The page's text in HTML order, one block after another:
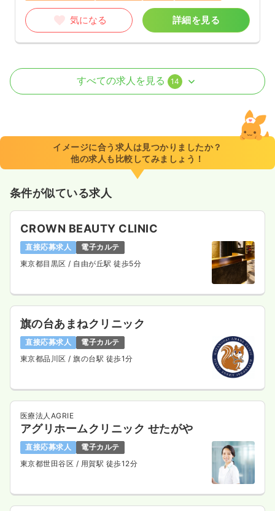
気になる 詳細を見る
病棟
8:30～17:30
年間休日120日
4週8休以上 ブランク可
新卒可
外来正・准看護師 一般＋療養
2交代（常勤）
時間 8:30～17:30（休憩60分）
日祝休み
年間休日120日
担当業務未経験可
ブランク可
第二新卒可
夜勤のみ（常勤）
給与 お問い合わせください
時間 16:45～9:45
担当業務未経験可
ブランク可
第二新卒可
すべての求人を見る 14
イメージに合う求人は見つかりましたか？
他の求人も比較してみましょう！
条件が似ている求人
CROWN BEAUTY CLINIC
直接応募求人
電子カルテ
東京都目黒区 / 自由が丘駅 徒歩5分
旗の台あまねクリニック
直接応募求人
電子カルテ
東京都品川区 / 旗の台駅 徒歩1分
医療法人AGRIE
アグリホームクリニック せたがや
直接応募求人
電子カルテ
東京都世田谷区 / 用賀駅 徒歩12分